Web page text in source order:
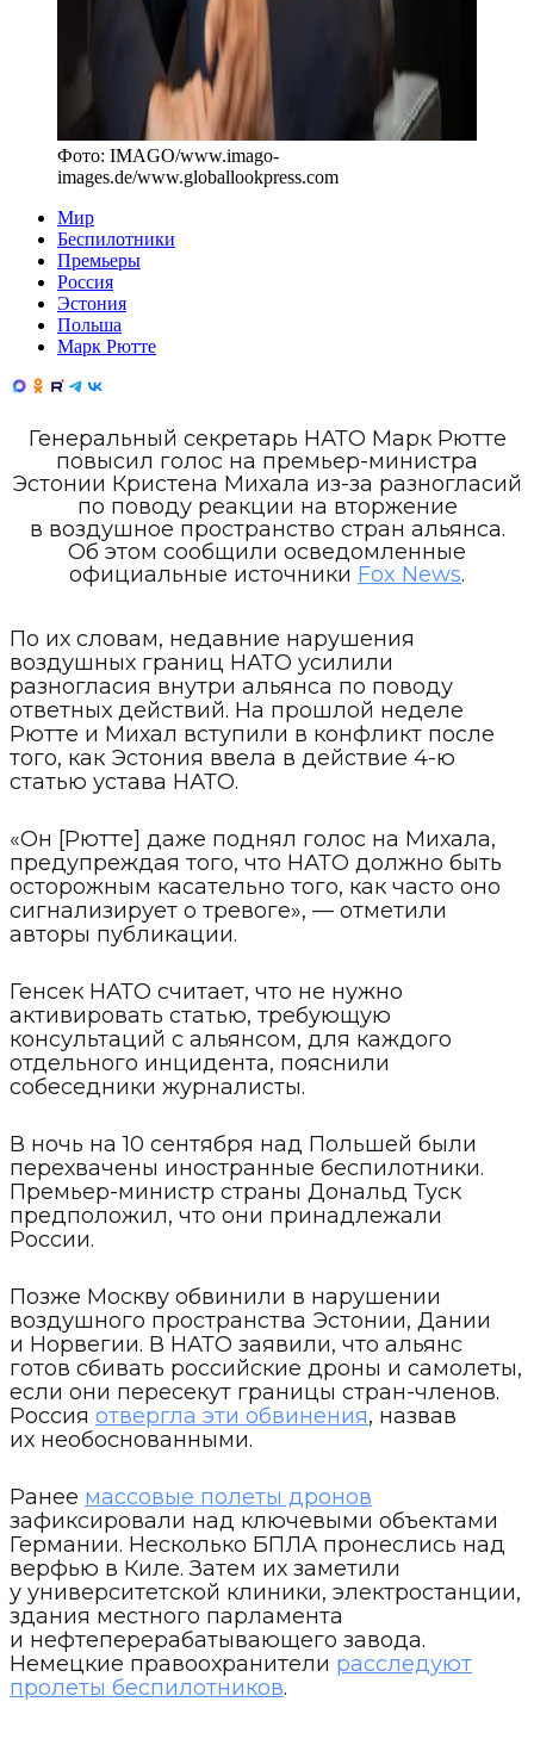
Фото: IMAGO/www.imago-
images.de/www.globallookpress.com
Мир
Беспилотники
Премьеры
Россия
Эстония
Польша
Марк Рютте
Генеральный секретарь НАТО Марк Рютте
повысил голос на премьер-министра
Эстонии Кристена Михала из-за разногласий
по поводу реакции на вторжение
в воздушное пространство стран альянса.
Об этом сообщили осведомленные
официальные источники Fox News.
По их словам, недавние нарушения
воздушных границ НАТО усилили
разногласия внутри альянса по поводу
ответных действий. На прошлой неделе
Рютте и Михал вступили в конфликт после
того, как Эстония ввела в действие 4-ю
статью устава НАТО.
«Он [Рютте] даже поднял голос на Михала,
предупреждая того, что НАТО должно быть
осторожным касательно того, как часто оно
сигнализирует о тревоге», — отметили
авторы публикации.
Генсек НАТО считает, что не нужно
активировать статью, требующую
консультаций с альянсом, для каждого
отдельного инцидента, пояснили
собеседники журналисты.
В ночь на 10 сентября над Польшей были
перехвачены иностранные беспилотники.
Премьер-министр страны Дональд Туск
предположил, что они принадлежали
России.
Позже Москву обвинили в нарушении
воздушного пространства Эстонии, Дании
и Норвегии. В НАТО заявили, что альянс
готов сбивать российские дроны и самолеты,
если они пересекут границы стран-членов.
Россия отвергла эти обвинения, назвав
их необоснованными.
Ранее массовые полеты дронов
зафиксировали над ключевыми объектами
Германии. Несколько БПЛА пронеслись над
верфью в Киле. Затем их заметили
у университетской клиники, электростанции,
здания местного парламента
и нефтеперерабатывающего завода.
Немецкие правоохранители расследуют
пролеты беспилотников.